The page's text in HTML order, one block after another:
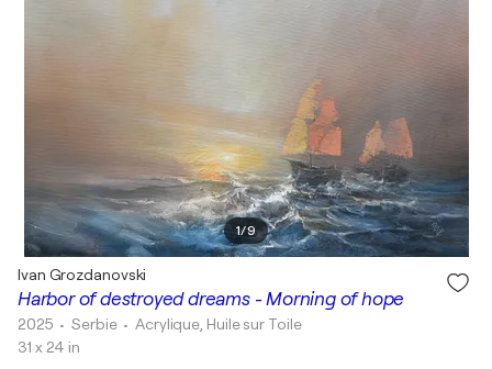
1/9
Harbor of destroyed dreams - Morning of hope
Ivan Grozdanovski
2025 • Serbie •Acrylique, Huile sur Toile
31 x 24 in